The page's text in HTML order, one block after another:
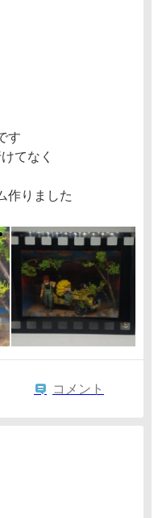
す
てなく
作りました
コメント